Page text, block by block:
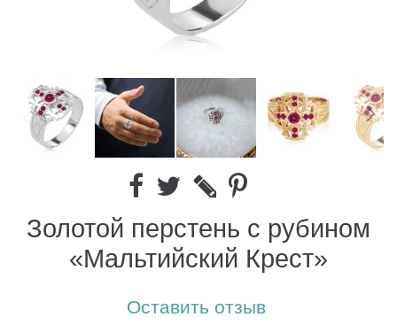
Золотой перстень с рубином
«Мальтийский Крест»
Оставить отзыв